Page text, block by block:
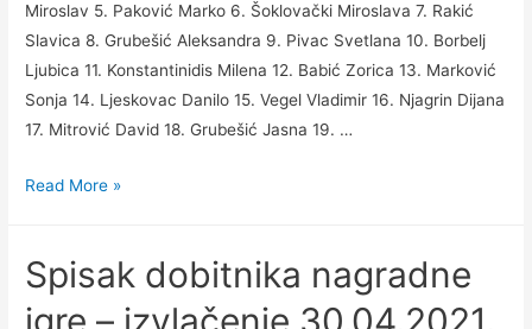
Miroslav 5. Paković Marko 6. Šoklovački Miroslava 7. Rakić
Slavica 8. Grubešić Aleksandra 9. Pivac Svetlana 10. Borbelj
Ljubica 11. Konstantinidis Milena 12. Babić Zorica 13. Marković
Sonja 14. Ljeskovac Danilo 15. Vegel Vladimir 16. Njagrin Dijana
17. Mitrović David 18. Grubešić Jasna 19. …
Izvučeni
za
Petrolend
Read More »
Spisak dobitnika nagradne